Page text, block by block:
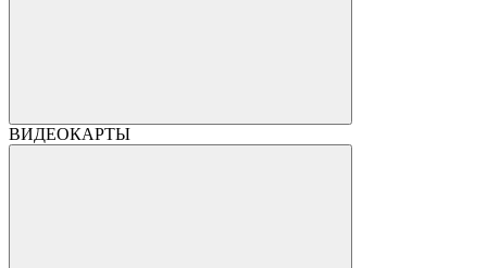
ВИДЕОКАРТЫ